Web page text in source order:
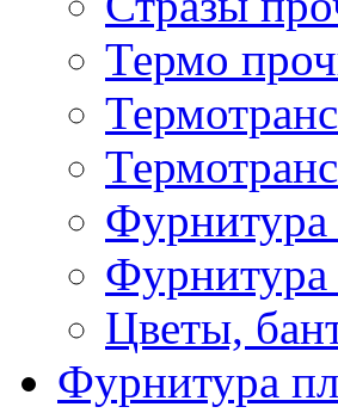
Термо
Фурнитура
Цветы,
Фурнитура